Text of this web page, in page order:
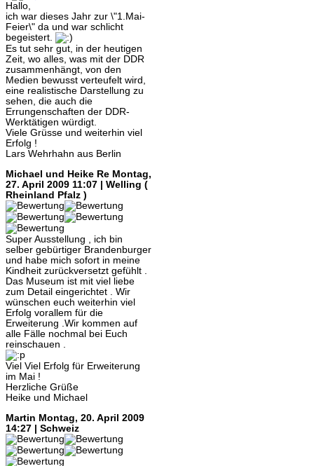
Hallo,
ich war dieses Jahr zur \"1.Mai-
Feier\" da und war schlicht
begeistert.
Es tut sehr gut, in der heutigen
Zeit, wo alles, was mit der DDR
zusammenhängt, von den
Medien bewusst verteufelt wird,
eine realistische Darstellung zu
sehen, die auch die
Errungenschaften der DDR-
Werktätigen würdigt.
Viele Grüsse und weiterhin viel
Erfolg !
Lars Wehrhahn aus Berlin
Michael und Heike Re Montag,
27. April 2009 11:07 | Welling (
Rheinland Pfalz )
Super Ausstellung , ich bin
selber gebürtiger Brandenburger
und habe mich sofort in meine
Kindheit zurückversetzt gefühlt .
Das Museum ist mit viel liebe
zum Detail eingerichtet . Wir
wünschen euch weiterhin viel
Erfolg vorallem für die
Erweiterung .Wir kommen auf
alle Fälle nochmal bei Euch
reinschauen .
Viel Viel Erfolg für Erweiterung
im Mai !
Herzliche Grüße
Heike und Michael
Martin Montag, 20. April 2009
14:27 | Schweiz